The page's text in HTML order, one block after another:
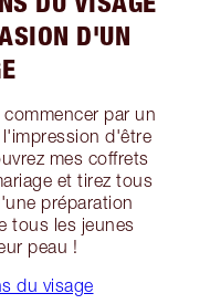
D'UN
par un
d'être
mes coffrets
et tirez tous
préparation
tous les jeunes
peau !
du visage